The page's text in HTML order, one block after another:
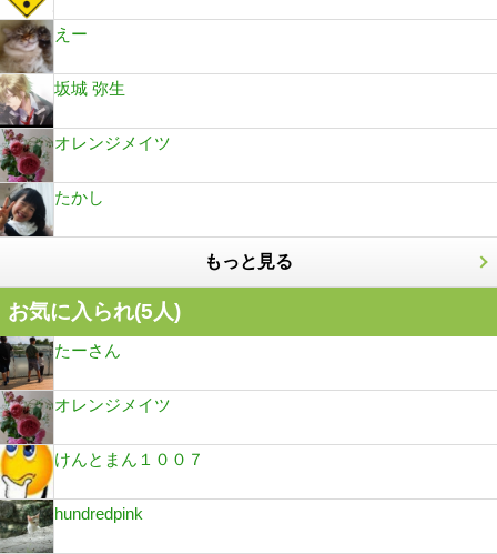
えー
坂城 弥生
オレンジメイツ
たかし
もっと見る
お気に入られ(5人)
たーさん
オレンジメイツ
けんとまん１００７
hundredpink